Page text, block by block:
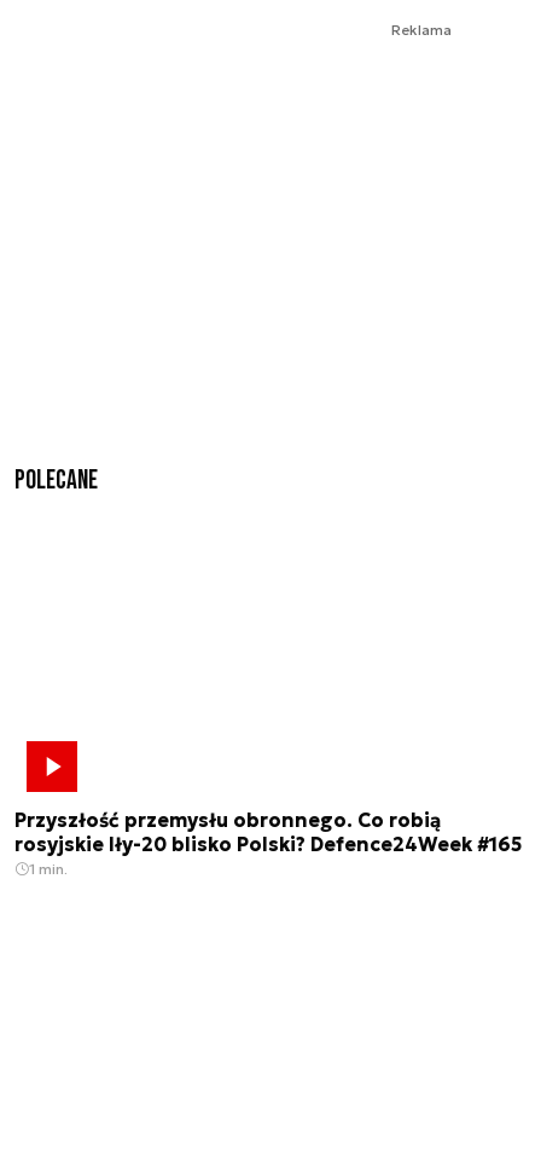
Reklama
Polecane
Przyszłość przemysłu obronnego. Co robią
rosyjskie Iły-20 blisko Polski? Defence24Week #165
1 min.